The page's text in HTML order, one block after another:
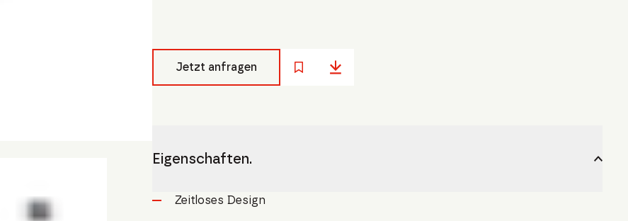
Jetzt anfragen
Eigenschaften.
Zeitloses Design